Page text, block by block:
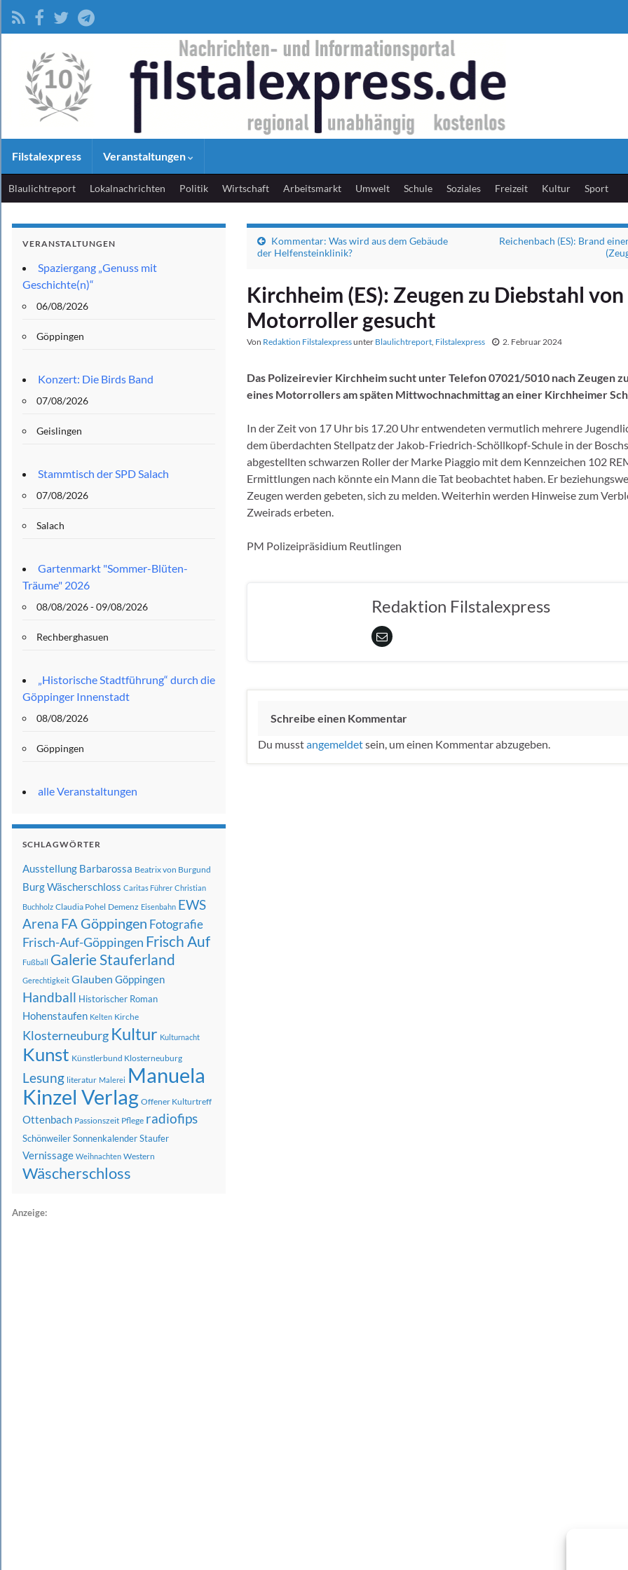
Filstalexpress Veranstaltungen
Blaulichtreport Lokalnachrichten Politik Wirtschaft Arbeitsmarkt Umwelt Schule Soziales Freizeit Kultur Sport
Kommentar: Was wird aus dem Gebäude
der Helfensteinklinik?
Reichenbach (ES): Brand
Kirchheim (ES): Zeugen zu Diebstahl von
Motorroller gesucht
Von Redaktion Filstalexpressunter Blaulichtreport, Filstalexpress 2. Februar 2024
Das Polizeirevier Kirchheim sucht unter Telefon 07021/5010 nach Zeugen
eines Motorrollers am späten Mittwochnachmittag an einer Kirchheimer
In der Zeit von 17 Uhr bis 17.20 Uhr entwendeten vermutlich mehrere
dem überdachten Stellpatz der Jakob-Friedrich-Schöllkopf-Schule in der
abgestellten schwarzen Roller der Marke Piaggio mit dem Kennzeichen 102
Ermittlungen nach könnte ein Mann die Tat beobachtet haben. Er
Zeugen werden gebeten, sich zu melden. Weiterhin werden Hinweise zum
Zweirads erbeten.
PM Polizeipräsidium Reutlingen
Redaktion Filstalexpress
Schreibe einen Kommentar
Du musstangemeldetsein, um einen Kommentar abzugeben.
VERANSTALTUNGEN
Spaziergang „Genuss mit
Geschichte(n)“
06/08/2026
Göppingen
Konzert: Die Birds Band
07/08/2026
Geislingen
Stammtisch der SPD Salach
07/08/2026
Salach
Gartenmarkt "Sommer-Blüten-
Träume" 2026
08/08/2026 - 09/08/2026
Rechberghasuen
„Historische Stadtführung“ durch die
Göppinger Innenstadt
08/08/2026
Göppingen
alle Veranstaltungen
SCHLAGWÖRTER
Ausstellung Barbarossa Beatrix von Burgund
Burg Wäscherschloss Caritas Führer Christian
Buchholz Claudia Pohel Demenz Eisenbahn EWS
Arena FA Göppingen Fotografie
Frisch-Auf-Göppingen Frisch Auf
Fußball Galerie Stauferland
Gerechtigkeit Glauben Göppingen
Handball Historischer Roman
Hohenstaufen Kelten Kirche
Klosterneuburg Kultur Kulturnacht
Kunst Künstlerbund Klosterneuburg
Lesung literatur Malerei Manuela
Kinzel Verlag Offener Kulturtreff
Ottenbach Passionszeit Pflege radiofips
SchönweilerSonnenkalenderStaufer
Vernissage Weihnachten Western
Wäscherschloss
Anzeige: